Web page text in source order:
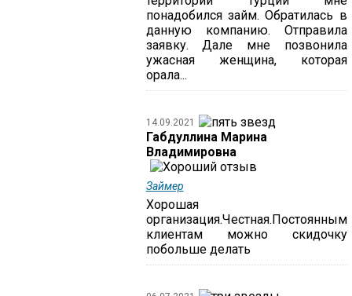
понадобился займ. Обратилась в
данную компанию. Отправила
заявку. Дале мне позвонила
ужасная женщина, которая
орала...
14.09.2021
Габдуллина Марина
Владимировна
Займер
Хорошая
организация.Честная.Постоянным
клиентам можно скидочку
побольше делать